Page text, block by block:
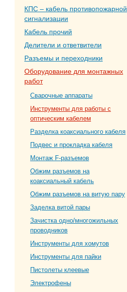
КПС – кабель противопожарной
сигнализации
Кабель прочий
Делители и ответвители
Разъемы и переходники
Оборудование для монтажных
работ
Сварочные аппараты
Инструменты для работы с
оптическим кабелем
Разделка коаксиального кабеля
Подвес и прокладка кабеля
Монтаж F-разъемов
Обжим разъемов на
коаксиальный кабель
Обжим разъемов на витую пару
Заделка витой пары
Зачистка одно/многожильных
проводников
Инструменты для хомутов
Инструменты для пайки
Пистолеты клеевые
Электрофены